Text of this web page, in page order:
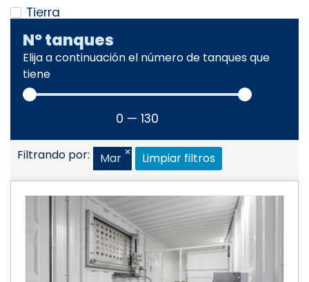
Tierra
Nº tanques
Elija a continuación el número de tanques que
tiene
0 — 130
Filtrando por: Mar× Limpiar filtros